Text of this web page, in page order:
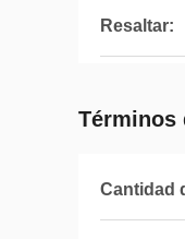
Resaltar:
Términos
Cantidad